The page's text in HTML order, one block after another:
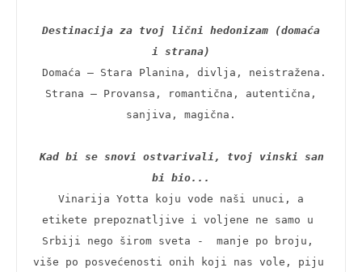
Destinacija za tvoj lični hedonizam (domaća
i strana)
sanjiva, magična.
Kad bi se snovi ostvarivali, tvoj vinski san
bi bio...
etikete prepoznatljive i voljene ne samo u
Srbiji nego širom sveta -  manje po broju,
više po posvećenosti onih koji nas vole, piju